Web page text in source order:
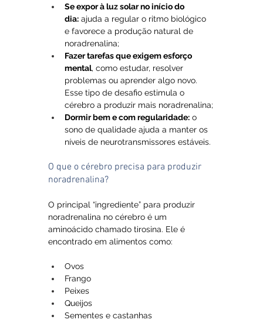
Se expor à luz solar no início do
dia: ajuda a regular o ritmo biológico
e favorece a produção natural de
noradrenalina;
Fazer tarefas que exigem esforço
mental, como estudar, resolver
problemas ou aprender algo novo.
Esse tipo de desafio estimula o
cérebro a produzir mais noradrenalina;
Dormir bem e com regularidade: o
sono de qualidade ajuda a manter os
níveis de neurotransmissores estáveis.
O que o cérebro precisa para produzir
noradrenalina?
O principal “ingrediente” para produzir
noradrenalina no cérebro é um
aminoácido chamado tirosina. Ele é
encontrado em alimentos como:
Ovos
Frango
Peixes
Queijos
Sementes e castanhas